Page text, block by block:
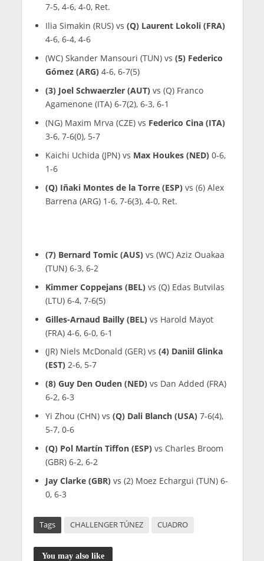
7-5, 4-6, 4-0, Ret.
Ilia Simakin (RUS) vs (Q) Laurent Lokoli (FRA)
4-6, 6-4, 4-6
(WC) Skander Mansouri (TUN) vs (5) Federico
Gómez (ARG)4-6, 6-7(5)
(3) Joel Schwaerzler (AUT)vs (Q) Franco
Agamenone (ITA) 6-7(2), 6-3, 6-1
(NG) Maxim Mrva (CZE) vs Federico Cina (ITA)
3-6, 7-6(0), 5-7
Kaichi Uchida (JPN) vs Max Houkes (NED)0-6,
1-6
(Q) Iñaki Montes de la Torre (ESP)vs (6) Alex
Barrena (ARG) 1-6, 7-6(3), 4-0, Ret.
(7) Bernard Tomic (AUS)vs (WC) Aziz Ouakaa
(TUN) 6-3, 6-2
Kimmer Coppejans (BEL)vs (Q) Edas Butvilas
(LTU) 6-4, 7-6(5)
Gilles-Arnaud Bailly (BEL)vs Harold Mayot
(FRA) 4-6, 6-0, 6-1
(JR) Niels McDonald (GER) vs (4) Daniil Glinka
(EST)2-6, 5-7
(8) Guy Den Ouden (NED)vs Dan Added (FRA)
6-2, 6-3
Yi Zhou (CHN) vs (Q) Dali Blanch (USA)7-6(4),
5-7, 0-6
(Q) Pol Martín Tiffon (ESP)vs Charles Broom
(GBR) 6-2, 6-2
Jay Clarke (GBR)vs (2) Moez Echargui (TUN) 6-
0, 6-3
Tags CHALLENGER TÚNEZ CUADRO
You may also like